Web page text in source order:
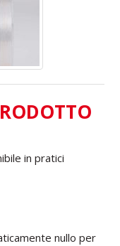
in pratici
nullo per